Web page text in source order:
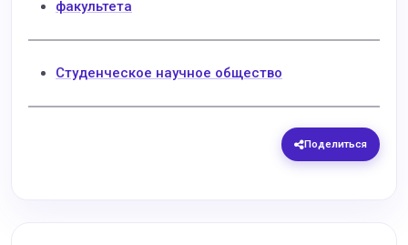
факультета
Cтуденческое научное общество
Поделиться